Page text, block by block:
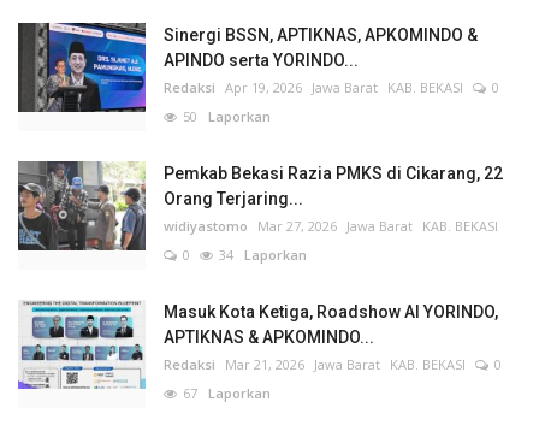
Sinergi BSSN, APTIKNAS, APKOMINDO &
APINDO serta YORINDO...
Redaksi Apr 19, 2026 Jawa Barat KAB. BEKASI
0
50 Laporkan
Pemkab Bekasi Razia PMKS di Cikarang, 22
Orang Terjaring...
widiyastomo Mar 27, 2026 Jawa Barat KAB. BEKASI
0
34 Laporkan
Masuk Kota Ketiga, Roadshow AI YORINDO,
APTIKNAS & APKOMINDO...
Redaksi Mar 21, 2026 Jawa Barat KAB. BEKASI
0
67 Laporkan